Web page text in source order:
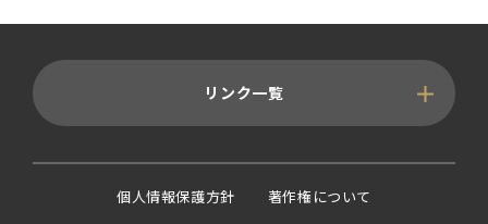
リンク一覧
個人情報保護方針 著作権について